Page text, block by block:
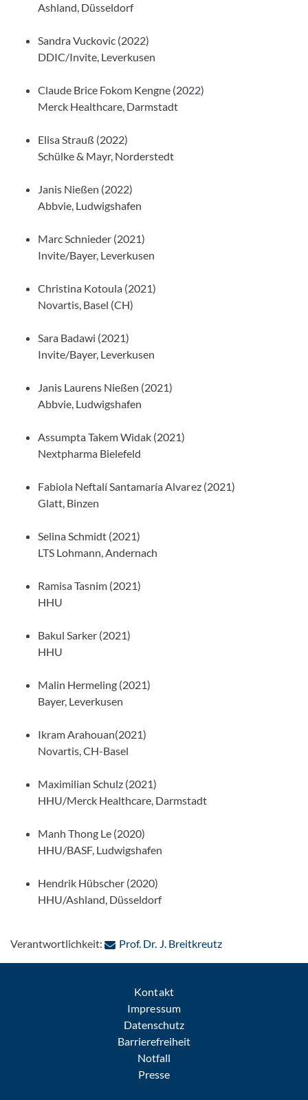
Ashland, Düsseldorf
Sandra Vuckovic (2022)
DDIC/Invite, Leverkusen
Claude Brice Fokom Kengne (2022)
Merck Healthcare, Darmstadt
Elisa Strauß (2022)
Schülke & Mayr, Norderstedt
Janis Nießen (2022)
Abbvie, Ludwigshafen
Marc Schnieder (2021)
Invite/Bayer, Leverkusen
Christina Kotoula (2021)
Novartis, Basel (CH)
Sara Badawi (2021)
Invite/Bayer, Leverkusen
Janis Laurens Nießen (2021)
Abbvie, Ludwigshafen
Assumpta Takem Widak (2021)
Nextpharma Bielefeld
Fabiola Neftalí Santamaría Alvarez (2021)
Glatt, Binzen
Selina Schmidt (2021)
LTS Lohmann, Andernach
Ramisa Tasnim (2021)
HHU
Bakul Sarker (2021)
HHU
Malin Hermeling (2021)
Bayer, Leverkusen
Ikram Arahouan(2021)
Novartis, CH-Basel
Maximilian Schulz (2021)
HHU/Merck Healthcare, Darmstadt
Manh Thong Le (2020)
HHU/BASF, Ludwigshafen
Hendrik Hübscher (2020)
HHU/Ashland, Düsseldorf
Verantwortlichkeit: Prof. Dr. J. Breitkreutz: Per E-Mail
Kontakt
Impressum
Datenschutz
Barrierefreiheit
Notfall
Presse